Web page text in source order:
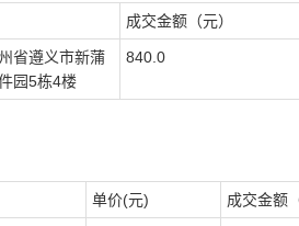
成交金额（元）
省遵义市新蒲
园5栋4楼
840.0
单价(元) 成交金额